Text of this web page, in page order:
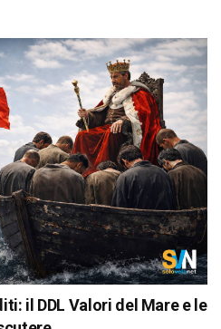
il DDL Valori del Mare e le